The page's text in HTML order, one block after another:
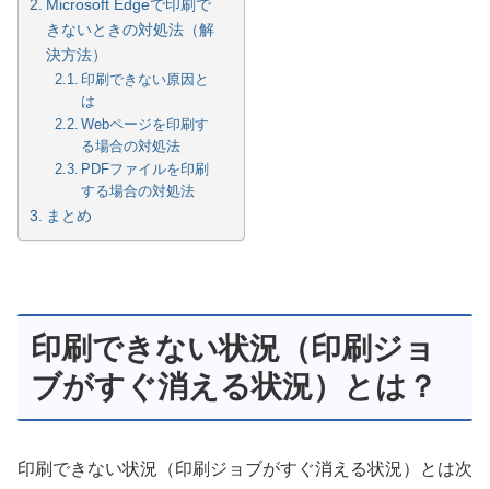
Microsoft Edgeで印刷で
きないときの対処法（解
決方法）
印刷できない原因と
は
Webページを印刷す
る場合の対処法
PDFファイルを印刷
する場合の対処法
まとめ
印刷できない状況（印刷ジョ
ブがすぐ消える状況）とは？
印刷できない状況（印刷ジョブがすぐ消える状況）とは次